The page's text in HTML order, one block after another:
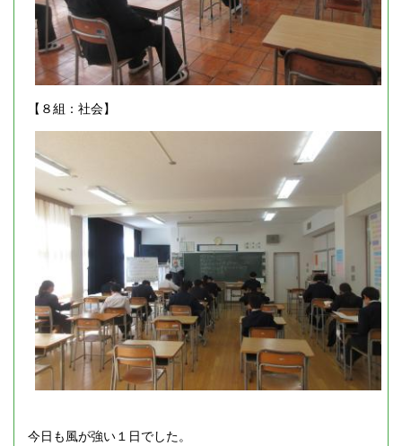
【８組：社会】
今日も風が強い１日でした。